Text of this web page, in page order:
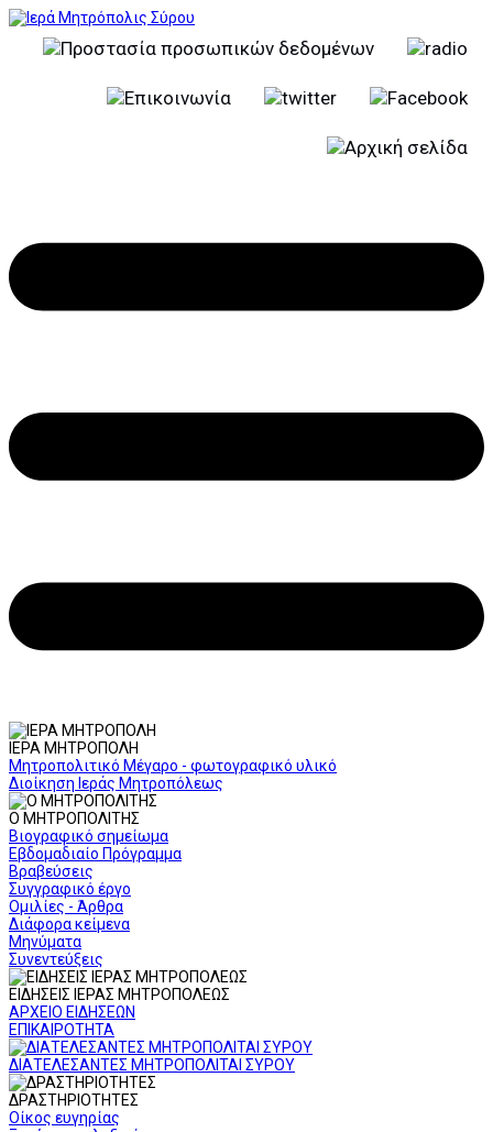
ΙΕΡΑ ΜΗΤΡΟΠΟΛΗ
Μητροπολιτικό Μέγαρο - φωτογραφικό υλικό
Διοίκηση Ιεράς Μητροπόλεως
Ο ΜΗΤΡΟΠΟΛΙΤΗΣ
Βιογραφικό σημείωμα
Εβδομαδιαίο Πρόγραμμα
Βραβεύσεις
Συγγραφικό έργο
Ομιλίες - Άρθρα
Διάφορα κείμενα
Μηνύματα
Συνεντεύξεις
ΕΙΔΗΣΕΙΣ ΙΕΡΑΣ ΜΗΤΡΟΠΟΛΕΩΣ
ΑΡΧΕΙΟ ΕΙΔΗΣΕΩΝ
ΕΠΙΚΑΙΡΟΤΗΤΑ
ΔΙΑΤΕΛΕΣΑΝΤΕΣ ΜΗΤΡΟΠΟΛΙΤΑΙ ΣΥΡΟΥ
ΔΡΑΣΤΗΡΙΟΤΗΤΕΣ
Οίκος ευγηρίας